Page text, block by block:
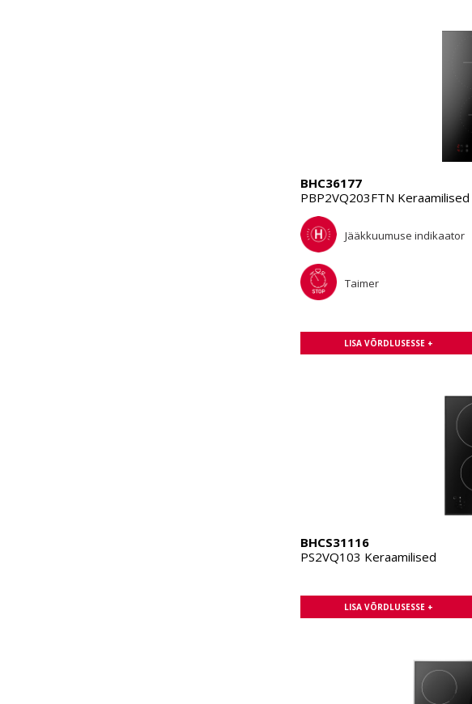
BHC36177
PBP2VQ203FTN Keraamilised
Jääkkuumuse indikaator
Taimer
LISA VÕRDLUSESSE +
BHCS31116
PS2VQ103 Keraamilised
LISA VÕRDLUSESSE +